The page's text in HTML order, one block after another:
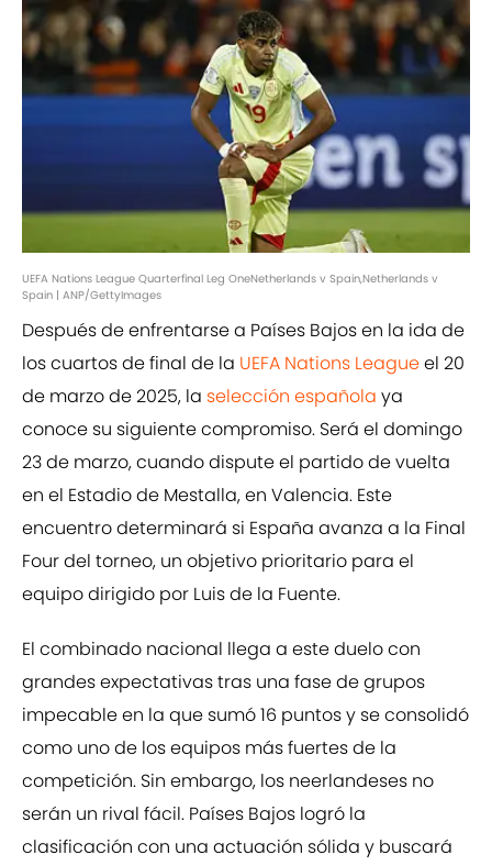
UEFA Nations League Quarterfinal Leg OneNetherlands v Spain,Netherlands v
Spain | ANP/GettyImages
Después de enfrentarse a Países Bajos en la ida de
los cuartos de final de la UEFA Nations Leagueel 20
de marzo de 2025, la selección española ya
conoce su siguiente compromiso. Será el domingo
23 de marzo, cuando dispute el partido de vuelta
en el Estadio de Mestalla, en Valencia. Este
encuentro determinará si España avanza a la Final
Four del torneo, un objetivo prioritario para el
equipo dirigido por Luis de la Fuente.
El combinado nacional llega a este duelo con
grandes expectativas tras una fase de grupos
impecable en la que sumó 16 puntos y se consolidó
como uno de los equipos más fuertes de la
competición. Sin embargo, los neerlandeses no
serán un rival fácil. Países Bajos logró la
clasificación con una actuación sólida y buscará